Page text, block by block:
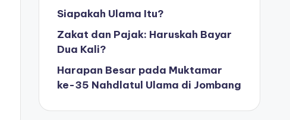
Siapakah Ulama Itu?
Zakat dan Pajak: Haruskah Bayar
Dua Kali?
Harapan Besar pada Muktamar
ke-35 Nahdlatul Ulama di Jombang